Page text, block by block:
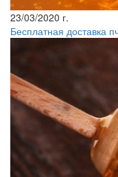
23/03/2020 г.
Бесплатная доставка